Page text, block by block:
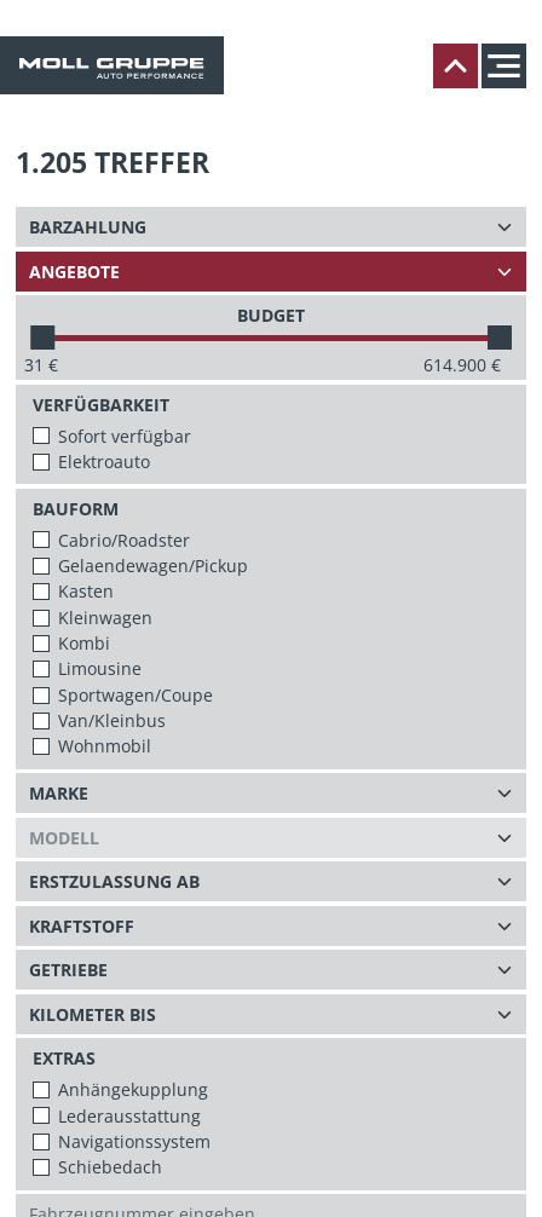
1.205TREFFER
BUDGET
31 € 614.900€
VERFÜGBARKEIT
Sofort verfügbar
Elektroauto
BAUFORM
Cabrio/Roadster
Gelaendewagen/Pickup
Kasten
Kleinwagen
Kombi
Limousine
Sportwagen/Coupe
Van/Kleinbus
Wohnmobil
EXTRAS
Anhängekupplung
Lederausstattung
Navigationssystem
Schiebedach